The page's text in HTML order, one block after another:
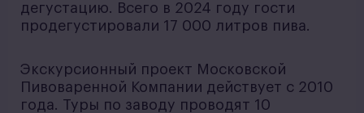
дегустацию. Всего в 2024 году гости
продегустировали 17 000 литров пива.
Экскурсионный проект Московской
Пивоваренной Компании действует с 2010
года. Туры по заводу проводят 10